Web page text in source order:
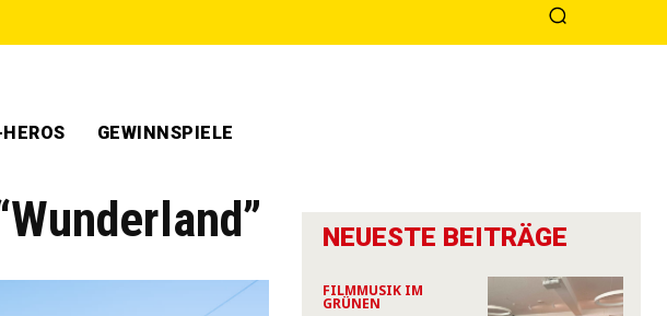
GEWINNSPIELE
NEUESTE BEITRÄGE
FILMMUSIK IM
GRÜNEN